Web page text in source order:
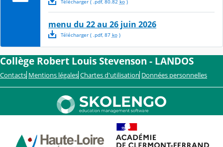
Télécharger( .pdf, 80.82 ko)
menu du 22 au 26 juin 2026
Télécharger( .pdf, 87 ko)
Collège Robert Louis Stevenson - LANDOS
Contacts Mentions légales Chartes d'utilisation Données personnelles